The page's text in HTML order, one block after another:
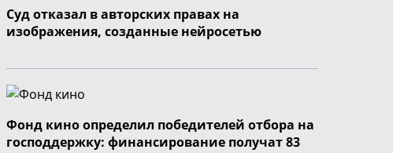
Суд отказал в авторских правах на
изображения, созданные нейросетью
Фонд кино определил победителей отбора на
господдержку: финансирование получат 83